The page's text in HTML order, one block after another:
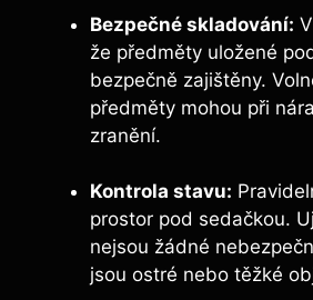
Bezpečné skladování:
že předměty uložené
bezpečně zajištěny.
předměty mohou při
zranění.
Kontrola stavu:
prostor pod sedačkou.
nejsou žádné
jsou ostré nebo těžké